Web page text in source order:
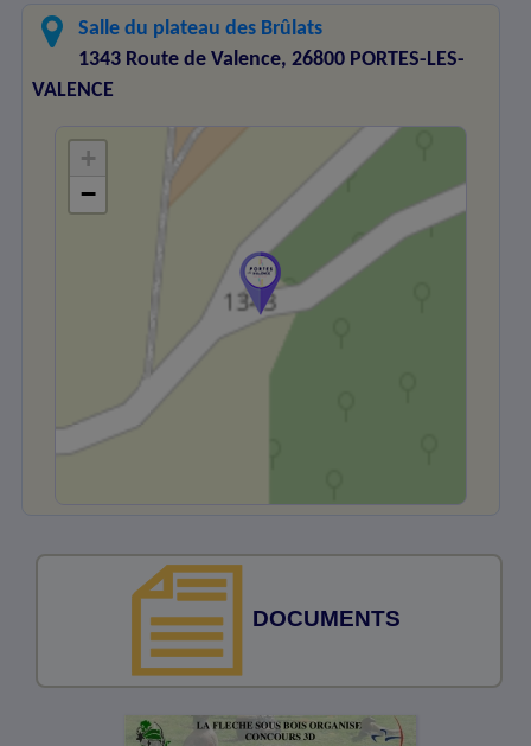
Salle du plateau des Brûlats
1343 Route de Valence, 26800 PORTES-LES-
VALENCE
+
−
DOCUMENTS